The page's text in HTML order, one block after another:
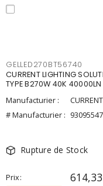
GELLED270BT56740
CURRENT LIGHTING
TYPE B270W 40K
Manufacturier :
# Manufacturier : 93095547
Rupture de Stock
Prix